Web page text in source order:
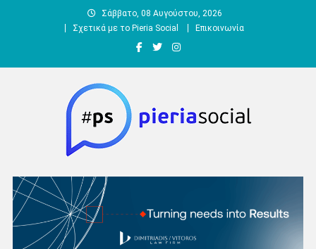
Σάββατο, 08 Αυγούστου, 2026
Σχετικά με το Pieria Social
Επικοινωνία
Pieria Social